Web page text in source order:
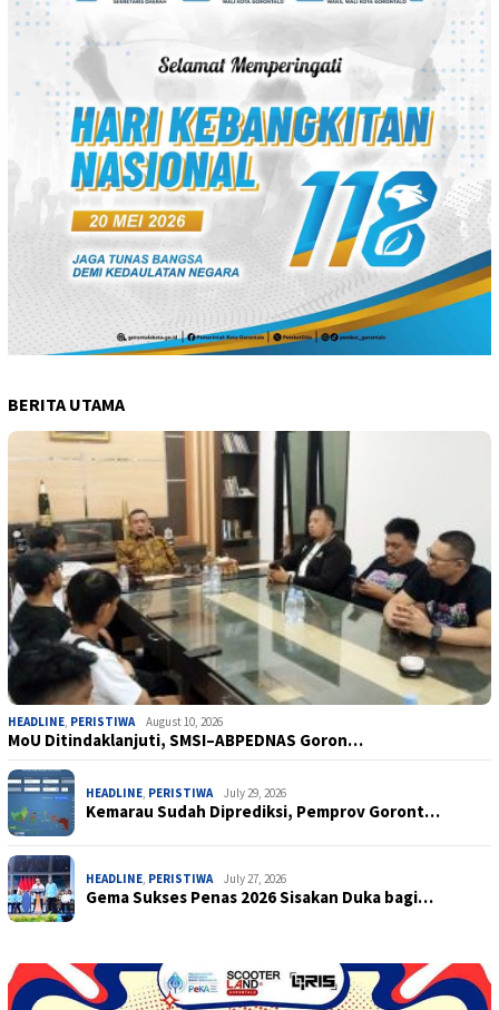
BERITA UTAMA
HEADLINE PERISTIWA August 10, 2026
MoU Ditindaklanjuti, SMSI–ABPEDNAS Goron…
HEADLINE PERISTIWA July 29, 2026
Kemarau Sudah Diprediksi, Pemprov Goront…
HEADLINE PERISTIWA July 27, 2026
Gema Sukses Penas 2026 Sisakan Duka bagi…